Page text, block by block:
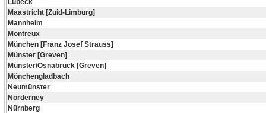
Maastricht [Zuid-Limburg]
Mannheim
Montreux
München [Franz Josef Strauss]
Münster [Greven]
Münster/Osnabrück [Greven]
Mönchengladbach
Neumünster
Norderney
Nürnberg